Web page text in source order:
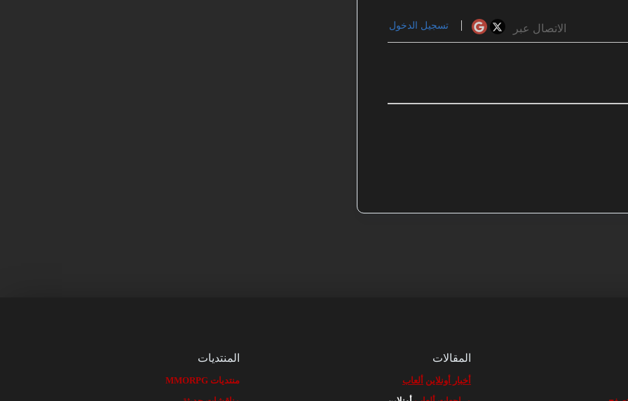
الاتصال عبر تسجيل الدخول
المقالات
أخبار أونلاين ألعاب
المنتديات
منتديات MMORPG